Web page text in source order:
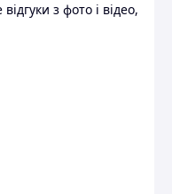
з фото і відео,